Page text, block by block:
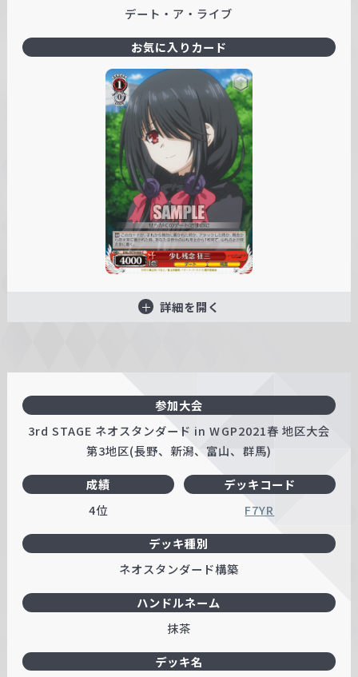
デート・ア・ライブ
お気に入りカード
詳細を開く
参加大会
3rd STAGE ネオスタンダード in WGP2021春 地区大会
第3地区(長野、新潟、富山、群馬)
成績
4位
ハンドルネーム
抹茶
デッキコード
F7YR
デッキ名
デッキ種別
ネオスタンダード構築